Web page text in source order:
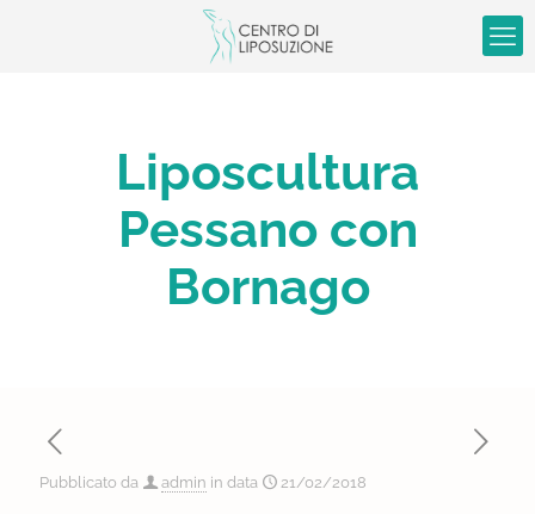
Liposcultura
Pessano con
Bornago
Pubblicato da admin in data 21/02/2018